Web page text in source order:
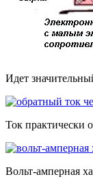
Идет
Ток практически
Вольт-амперная